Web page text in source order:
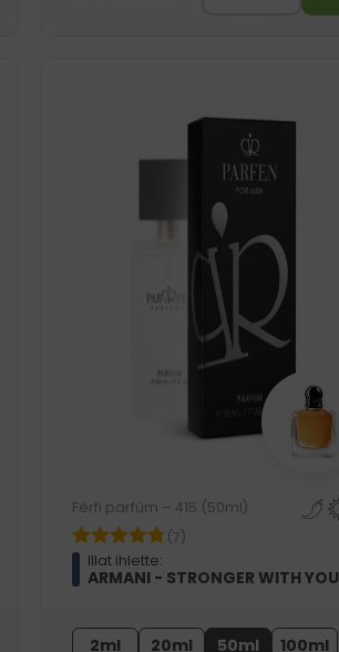
Férfi parfüm – 415 (50ml)
(7)
Illat ihlette:
ARMANI - STRONGER WITH YOU
2ml 20ml 50ml 100ml